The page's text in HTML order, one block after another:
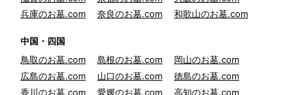
兵庫のお墓.com
奈良のお墓.com 和歌山のお墓.com
中国・四国
鳥取のお墓.com
島根のお墓.com
岡山のお墓.com
広島のお墓.com
山口のお墓.com
徳島のお墓.com
香川のお墓.com
愛媛のお墓.com 高知のお墓.com